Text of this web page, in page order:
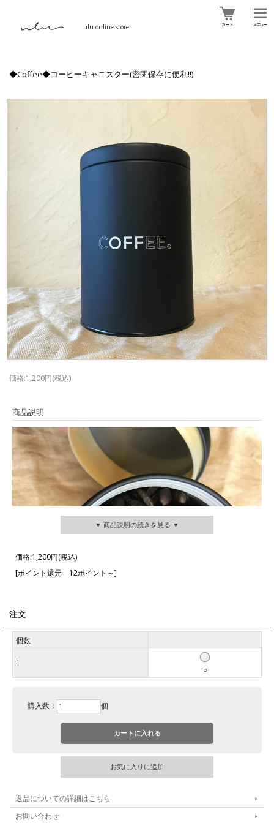
ulu online store
◆Coffee◆コーヒーキャニスター(密閉保存に便利!!)
価格:1,200円(税込)
商品説明
コーヒー豆用オリジナル保存缶になります。
ギフト・保存容器と密閉タイプとなっておりますので、湿気を嫌う商品のご
利用にもお勧めいたします。
【サイズ】高さ１３９ｃｍ 径９５ｍｍ 容量２００から２５０ｇ（豆によ
▼ 商品説明の続きを見る ▼
価格:1,200円(税込)
[ポイント還元 12ポイント～]
注文
個数
1
○
購入数： 個
返品についての詳細はこちら
お問い合わせ